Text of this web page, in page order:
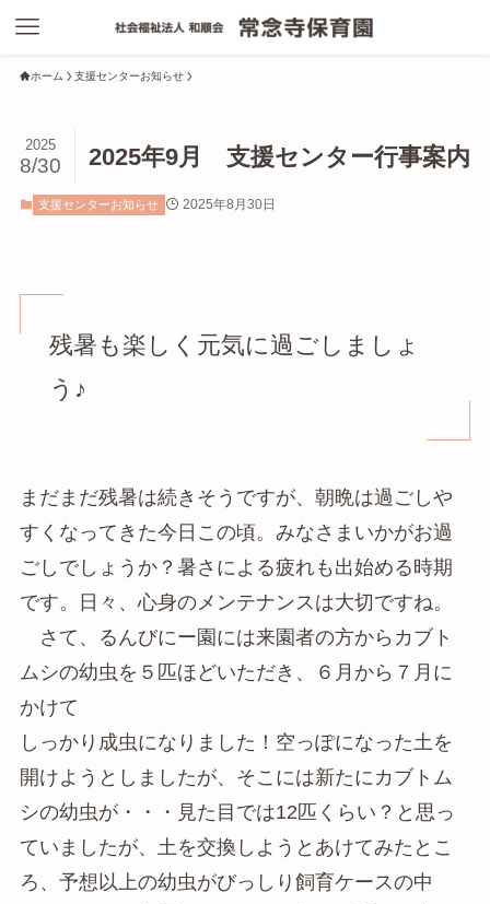
ホーム 支援センターお知らせ
2025年9月 支援センター行事案内
2025
8/30
支援センターお知らせ 2025年8月30日
残暑も楽しく元気に過ごしましょ
う♪
まだまだ残暑は続きそうですが、朝晩は過ごしや
すくなってきた今日この頃。みなさまいかがお過
ごしでしょうか？暑さによる疲れも出始める時期
です。日々、心身のメンテナンスは大切ですね。
さて、るんびにー園には来園者の方からカブト
ムシの幼虫を５匹ほどいただき、６月から７月に
かけて
しっかり成虫になりました！空っぽになった土を
開けようとしましたが、そこには新たにカブトム
シの幼虫が・・・見た目では12匹くらい？と思っ
ていましたが、土を交換しようとあけてみたとこ
ろ、予想以上の幼虫がびっしり飼育ケースの中